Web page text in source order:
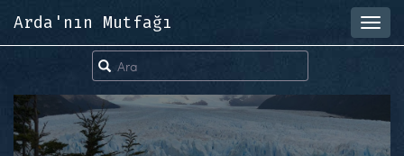
Arda'nın Mutfağı